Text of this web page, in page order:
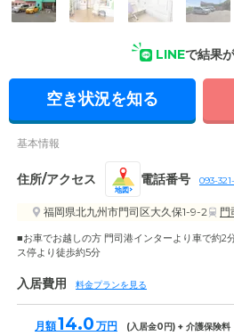
外観: 外観はピンクとグリーンを基調
ザインです。自然豊かな環境にある
LINEで結果
空き状況を知る
基本情報
住所/アクセス
地図
電話番号 093-
福岡県北九州市門司区大久保1-9-2 門
■お車でお越しの方 門司港インターより車で約2
ス停より徒歩約5分
入居費用 料金プランを見る
月額14.0 万円 (入居金0円) + 介護保険料